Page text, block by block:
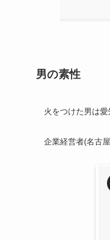
男の素性
火をつけた男は愛
企業経営者(名古